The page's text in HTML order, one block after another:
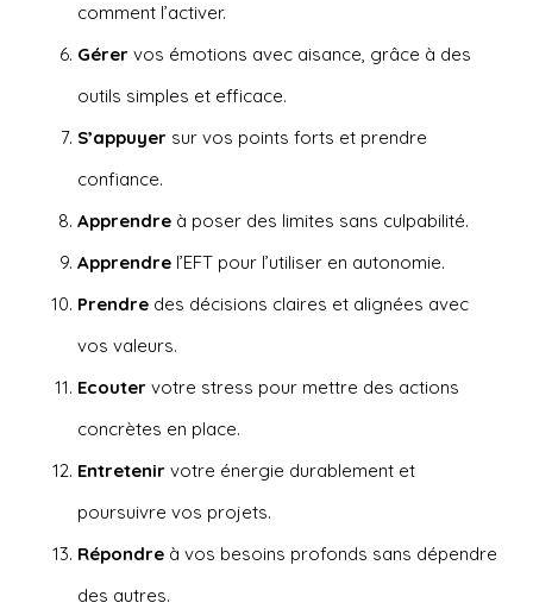
comment l’activer.
Gérer vos émotions avec aisance, grâce à des
outils simples et efficace.
S’appuyer sur vos points forts et prendre
confiance.
Apprendre à poser des limites sans culpabilité.
Apprendre l’EFT pour l’utiliser en autonomie.
Prendre des décisions claires et alignées avec
vos valeurs.
Ecouter votre stress pour mettre des actions
concrètes en place.
Entretenir votre énergie durablement et
poursuivre vos projets.
Répondre à vos besoins profonds sans dépendre
des autres.